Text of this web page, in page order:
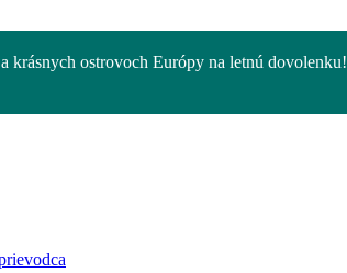
krásnych ostrovoch Európy na letnú dovolenku!